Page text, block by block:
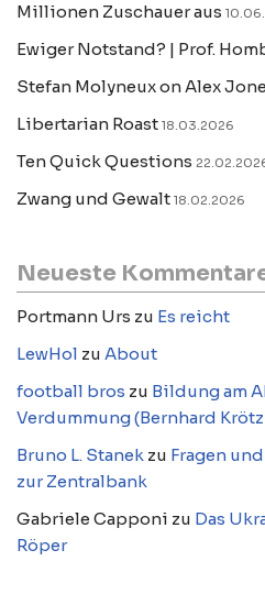
Millionen Zuschauer aus
Ewiger Notstand? | Prof.
Stefan Molyneux on Alex
Libertarian Roast 18.03.2026
Ten Quick Questions
Zwang und Gewalt 18.02.2026
Neueste
Portmann Urs zu Es reicht
LewHol zu About
football bros zu Bildung am
Verdummung (Bernhard
Bruno L. Stanek zu Fragen
zur Zentralbank
Gabriele Capponi zu Das
Röper